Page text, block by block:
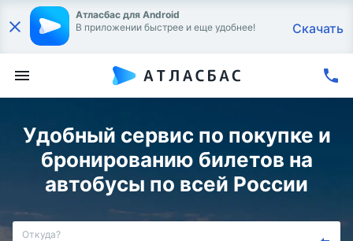
Атласбас для Android
В приложении быстрее и еще удобнее!
Скачать
Удобный сервис по покупке и
бронированию билетов на
автобусы по всей России
Откуда?